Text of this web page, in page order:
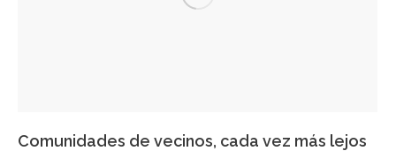
Comunidades de vecinos, cada vez más lejos